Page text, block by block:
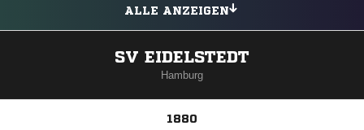
ALLE ANZEIGEN
SV EIDELSTEDT
Hamburg
1880